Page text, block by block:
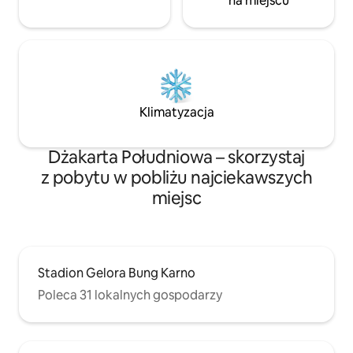
Klimatyzacja
Dżakarta Południowa – skorzystaj
z pobytu w pobliżu najciekawszych
miejsc
Stadion Gelora Bung Karno
Poleca 31 lokalnych gospodarzy